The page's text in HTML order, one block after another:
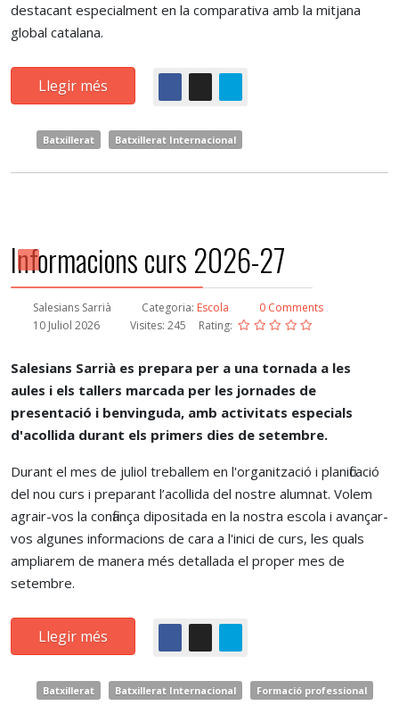
destacant especialment en la comparativa amb la mitjana
global catalana.
Llegir més
Batxillerat Batxillerat Internacional
Informacions curs 2026-27
Salesians Sarrià Categoria: Escola
0 Comments
10 Juliol 2026
Visites: 245 Rating:
Salesians Sarrià es prepara per a una tornada a les
aules i els tallers marcada per les jornades de
presentació i benvinguda, amb activitats especials
d'acollida durant els primers dies de setembre.
Durant el mes de juliol treballem en l'organització i planificació
del nou curs i preparant l’acollida del nostre alumnat. Volem
agrair-vos la confiança dipositada en la nostra escola i avançar-
vos algunes informacions de cara a l'inici de curs, les quals
ampliarem de manera més detallada el proper mes de
setembre.
Llegir més
Batxillerat Batxillerat Internacional Formació professional